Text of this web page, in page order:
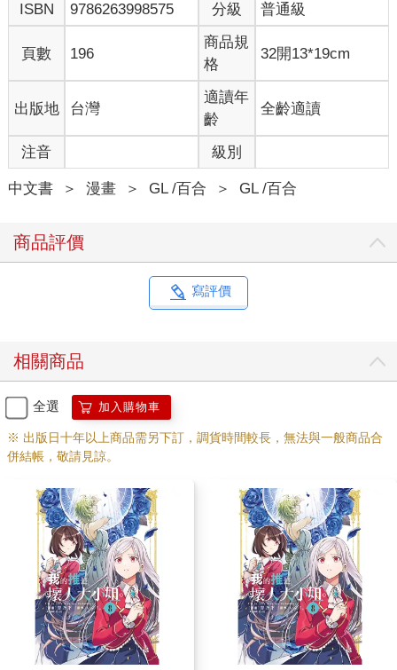
ISBN
9786263998575 分級 普通級
頁數 196
商品規
格
32開13*19cm
出版地 台灣
適讀年
齡
全齡適讀
注音 級別
中文書 ＞ 漫畫 ＞ GL /百合 ＞ GL /百合
商品評價
寫評價
相關商品
全選 加入購物車
※ 出版日十年以上商品需另下訂，調貨時間較長，無法與一般商品合
併結帳，敬請見諒。